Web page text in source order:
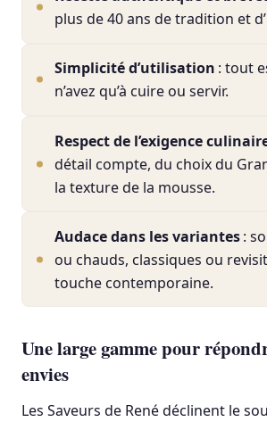
plus de 40 ans de tradition et
Simplicité d’utilisation : tout
n’avez qu’à cuire ou servir.
Respect de l’exigence
détail compte, du choix du
la texture de la mousse.
Audace dans les variantes:
ou chauds, classiques ou
touche contemporaine.
Une large gamme pour
envies
Les Saveurs de René déclinent le